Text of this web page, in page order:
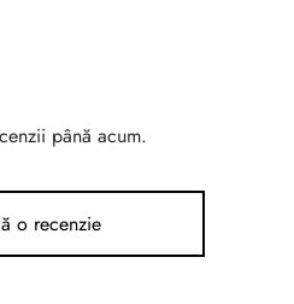
până acum.
o recenzie